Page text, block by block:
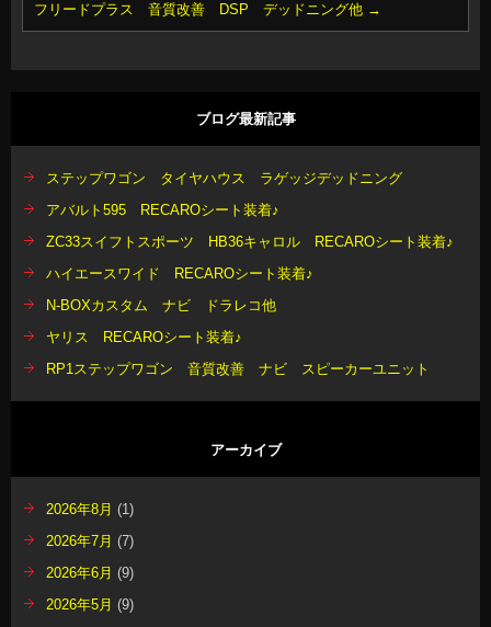
フリードプラス 音質改善 DSP デッドニング他 →
ブログ最新記事
ステップワゴン タイヤハウス ラゲッジデッドニング
アバルト595 RECAROシート装着♪
ZC33スイフトスポーツ HB36キャロル RECAROシート装着♪
ハイエースワイド RECAROシート装着♪
N-BOXカスタム ナビ ドラレコ他
ヤリス RECAROシート装着♪
RP1ステップワゴン 音質改善 ナビ スピーカーユニット
アーカイブ
2026年8月 (1)
2026年7月 (7)
2026年6月 (9)
2026年5月 (9)